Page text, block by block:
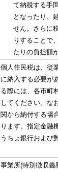
て納税する手
となったり、
せん。さらに
りすることで
たりの負担額
個人住民税は、従
に納入する必要が
る際には、各市町
してください。な
関から納付する場
ります。指定金融
うちょ銀行および
事業所(特別徴収義